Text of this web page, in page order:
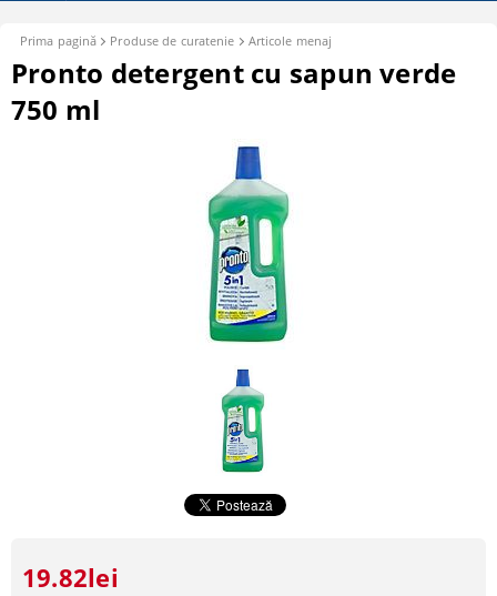
Prima pagină Produse de curatenie Articole menaj
Pronto detergent cu sapun verde
750 ml
19.82lei